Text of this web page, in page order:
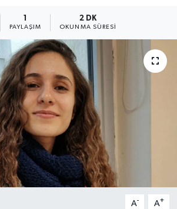
1
PAYLAŞIM
2 DK
OKUNMA SÜRESI
A- A+